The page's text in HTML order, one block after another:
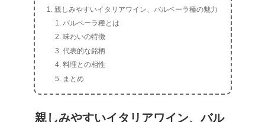
親しみやすいイタリアワイン、バルベーラ種の魅力
バルベーラ種とは
味わいの特徴
代表的な銘柄
料理との相性
まとめ
親しみやすいイタリアワイン、バル